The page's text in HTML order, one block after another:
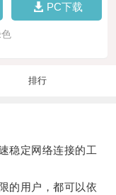
PC下载
排行
定网络连接的工
用户，都可以依